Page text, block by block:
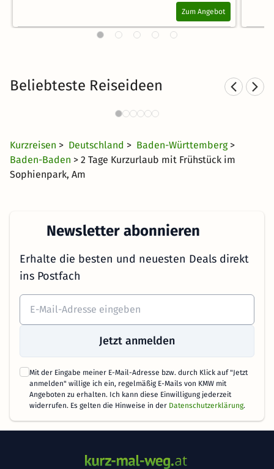
Zum Angebot
Beliebteste Reiseideen
Städtereisen nach Baden-
Kurzreisen > Deutschland > Baden-Württemberg >
Baden-Baden > 2 Tage Kurzurlaub mit Frühstück im
Sophienpark, Am
Newsletter abonnieren
Erhalte die besten und neuesten Deals direkt
ins Postfach
Jetzt anmelden
Mit der Eingabe meiner E-Mail-Adresse bzw. durch Klick auf "Jetzt
anmelden" willige ich ein, regelmäßig E-Mails von KMW mit
Angeboten zu erhalten. Ich kann diese Einwilligung jederzeit
widerrufen. Es gelten die Hinweise in der Datenschutzerklärung.